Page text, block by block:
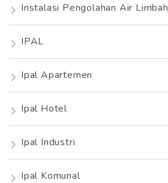
Instalasi Pengolahan Air Limbah
IPAL
Ipal Apartemen
Ipal Hotel
Ipal Industri
Ipal Komunal